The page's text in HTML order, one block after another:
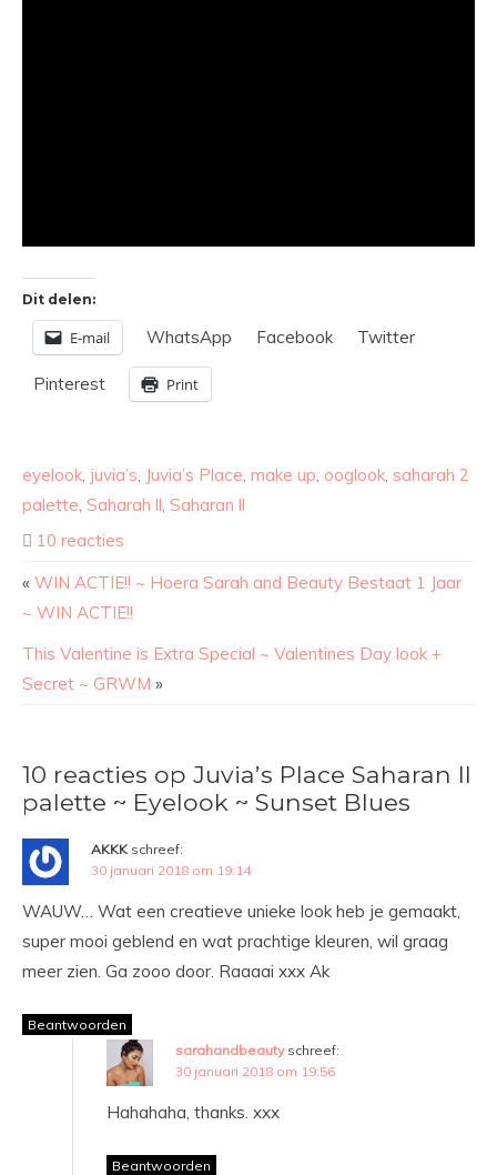
Dit delen:
E-mail WhatsApp Facebook Twitter
Pinterest Print
eyelook juvia’s Juvia’s Place make up ooglook saharah 2
palette Saharah ll Saharan ll
10 reacties
« WIN ACTIE!! ~ Hoera Sarah and Beauty Bestaat 1 Jaar
~ WIN ACTIE!!
This Valentine is Extra Special ~ Valentines Day look +
Secret ~ GRWM »
10 reacties op Juvia’s Place Saharan ll
palette ~ Eyelook ~ Sunset Blues
AKKK schreef:
30 januari 2018 om 19:14
WAUW… Wat een creatieve unieke look heb je gemaakt,
super mooi geblend en wat prachtige kleuren, wil graag
meer zien. Ga zooo door. Raaaai xxx Ak
Beantwoorden
sarahandbeauty schreef:
30 januari 2018 om 19:56
Hahahaha, thanks. xxx
Beantwoorden